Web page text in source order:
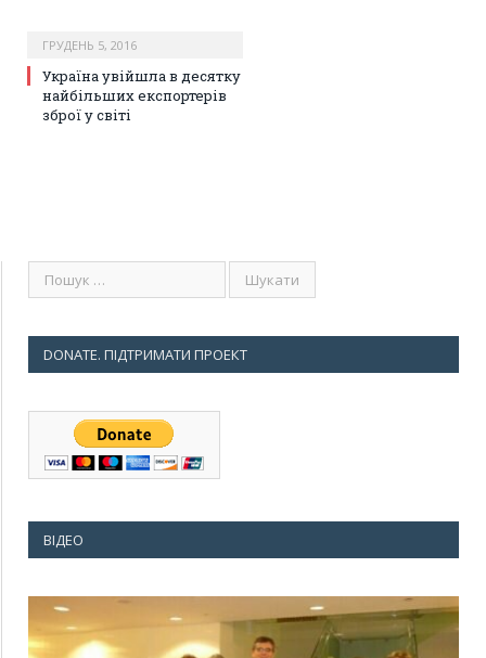
ГРУДЕНЬ 5, 2016
Україна увійшла в десятку
найбільших експортерів
зброї у світі
DONATE. ПІДТРИМАТИ ПРОЕКТ
ВІДЕО